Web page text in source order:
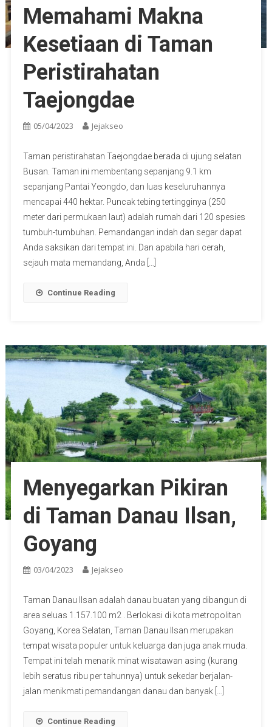
Memahami Makna
Kesetiaan di Taman
Peristirahatan
Taejongdae
05/04/2023 Jejakseo
Taman peristirahatan Taejongdae berada di ujung selatan
Busan. Taman ini membentang sepanjang 9.1 km
sepanjang Pantai Yeongdo, dan luas keseluruhannya
mencapai 440 hektar. Puncak tebing tertingginya (250
meter dari permukaan laut) adalah rumah dari 120 spesies
tumbuh-tumbuhan. Pemandangan indah dan segar dapat
Anda saksikan dari tempat ini. Dan apabila hari cerah,
sejauh mata memandang, Anda […]
Continue Reading
Menyegarkan Pikiran
di Taman Danau Ilsan,
Goyang
03/04/2023 Jejakseo
Taman Danau Ilsan adalah danau buatan yang dibangun di
area seluas 1.157.100 m2 . Berlokasi di kota metropolitan
Goyang, Korea Selatan, Taman Danau Ilsan merupakan
tempat wisata populer untuk keluarga dan juga anak muda.
Tempat ini telah menarik minat wisatawan asing (kurang
lebih seratus ribu per tahunnya) untuk sekedar berjalan-
jalan menikmati pemandangan danau dan banyak […]
Continue Reading